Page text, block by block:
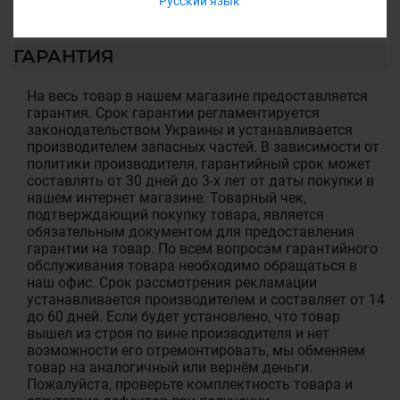
ГАРАНТИЯ
На весь товар в нашем магазине предоставляется
гарантия. Срок гарантии регламентируется
законодательством Украины и устанавливается
производителем запасных частей. В зависимости от
политики производителя, гарантийный срок может
составлять от 30 дней до 3-х лет от даты покупки в
нашем интернет магазине. Товарный чек,
подтверждающий покупку товара, является
обязательным документом для предоставления
гарантии на товар. По всем вопросам гарантийного
обслуживания товара необходимо обращаться в
наш офис. Срок рассмотрения рекламации
устанавливается производителем и составляет от 14
до 60 дней. Если будет установлено, что товар
вышел из строя по вине производителя и нет
возможности его отремонтировать, мы обменяем
товар на аналогичный или вернём деньги.
Пожалуйста, проверьте комплектность товара и